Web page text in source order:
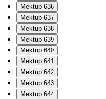
Mektup 636
Mektup 637
Mektup 638
Mektup 639
Mektup 640
Mektup 641
Mektup 642
Mektup 643
Mektup 644